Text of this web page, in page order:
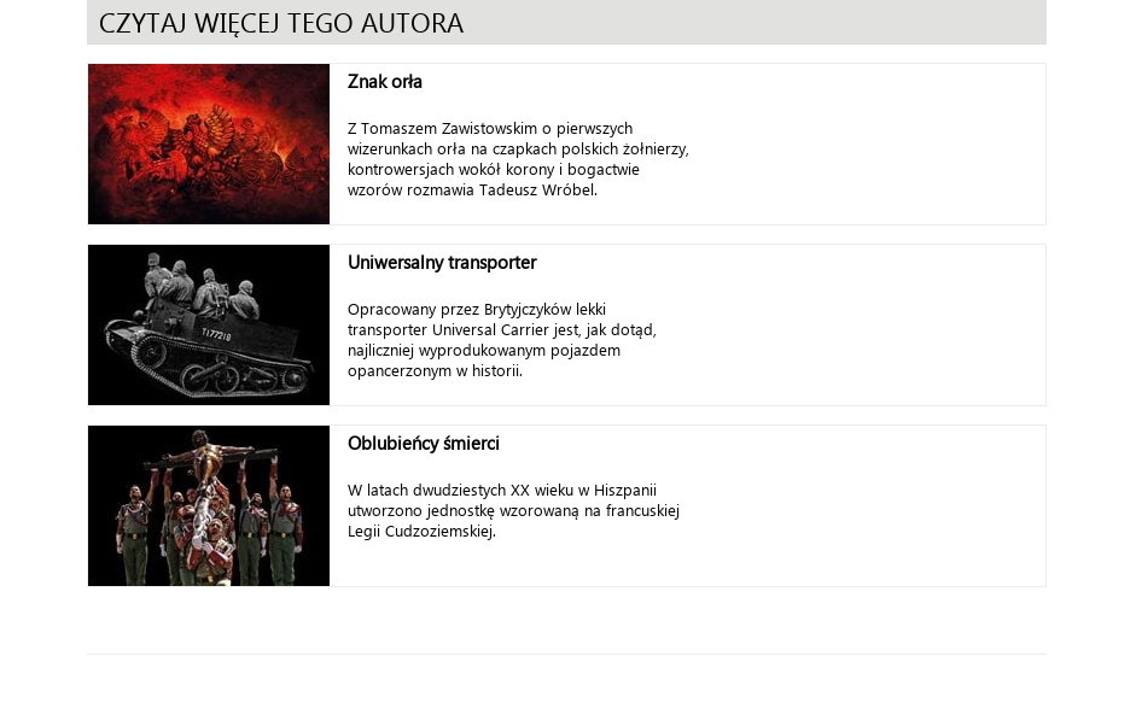
CZYTAJ WIĘCEJ TEGO AUTORA
Znak orła
Z Tomaszem Zawistowskim o pierwszych
wizerunkach orła na czapkach polskich żołnierzy,
kontrowersjach wokół korony i bogactwie
wzorów rozmawia Tadeusz Wróbel.
Uniwersalny transporter
Opracowany przez Brytyjczyków lekki
transporter Universal Carrier jest, jak dotąd,
najliczniej wyprodukowanym pojazdem
opancerzonym w historii.
Oblubieńcy śmierci
W latach dwudziestych XX wieku w Hiszpanii
utworzono jednostkę wzorowaną na francuskiej
Legii Cudzoziemskiej.